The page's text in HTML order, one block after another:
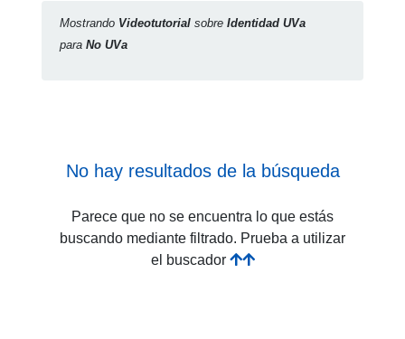
Mostrando Videotutorial sobre Identidad UVa
para No UVa
No hay resultados de la búsqueda
Parece que no se encuentra lo que estás
buscando mediante filtrado. Prueba a utilizar
el buscador